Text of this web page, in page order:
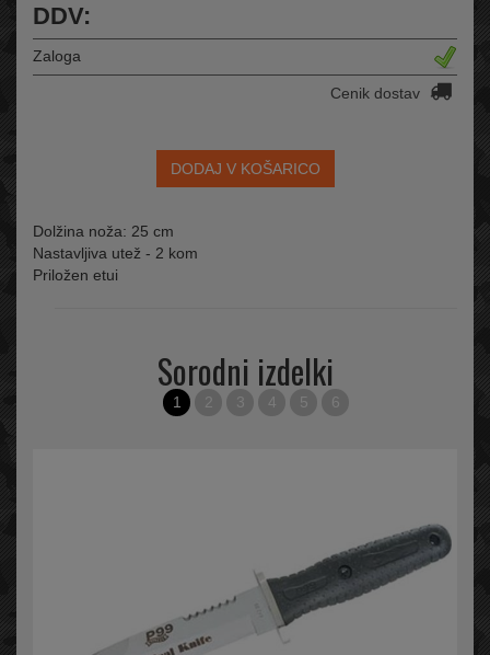
DDV:
Zaloga
Cenik dostav
DODAJ V KOŠARICO
Dolžina noža: 25 cm
Nastavljiva utež - 2 kom
Priložen etui
Sorodni izdelki
1 2 3 4 5 6